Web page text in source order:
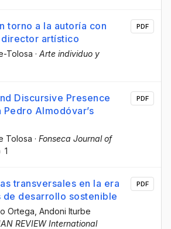
torno a la autoría con
artístico
Tolosa · Arte individuo y
PDF
Discursive Presence
Almodóvar’s
Tolosa · Fonseca Journal of
1
PDF
transversales en la era
desarrollo sostenible
Ortega , Andoni Iturbe
REVIEW International
PDF